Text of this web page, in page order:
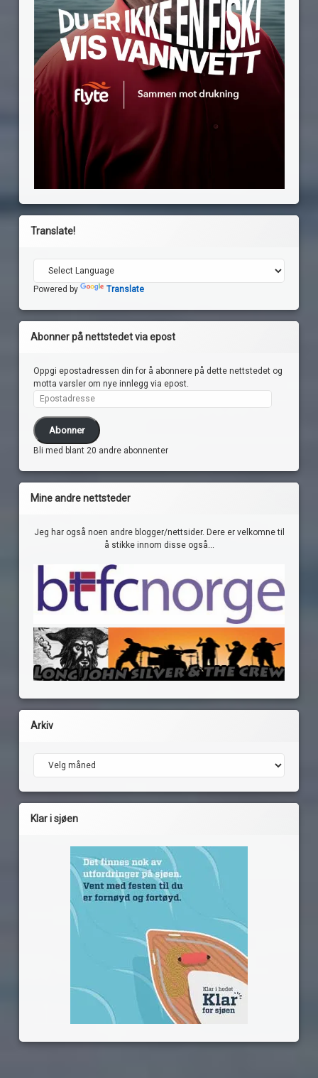
Translate!
Powered by Translate
Abonner på nettstedet via epost
Oppgi epostadressen din for å abonnere på dette nettstedet og
motta varsler om nye innlegg via epost.
Epostadresse
Abonner
Bli med blant 20 andre abonnenter
Mine andre nettsteder
Jeg har også noen andre blogger/nettsider. Dere er velkomne til
å stikke innom disse også...
Arkiv
Klar i sjøen